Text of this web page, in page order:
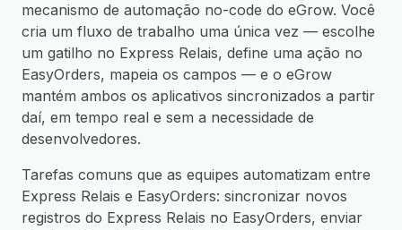
mecanismo de automação no-code do eGrow. Você
cria um fluxo de trabalho uma única vez — escolhe
um gatilho no Express Relais, define uma ação no
EasyOrders, mapeia os campos — e o eGrow
mantém ambos os aplicativos sincronizados a partir
daí, em tempo real e sem a necessidade de
desenvolvedores.
Tarefas comuns que as equipes automatizam entre
Express Relais e EasyOrders: sincronizar novos
registros do Express Relais no EasyOrders, enviar